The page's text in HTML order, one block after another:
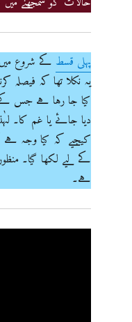
پہلی قسط کے شروع
یہ نکلا تھا کہ
کیا جا رہا ہے جس کے
دیا جائے یا غم کا۔
کے لیے لکھا گیا۔
ہے۔